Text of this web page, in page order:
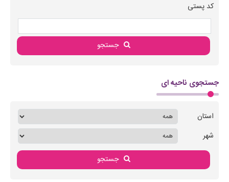
کد پستی
جستجو
جستجوی ناحیه ای
استان
شهر
جستجو